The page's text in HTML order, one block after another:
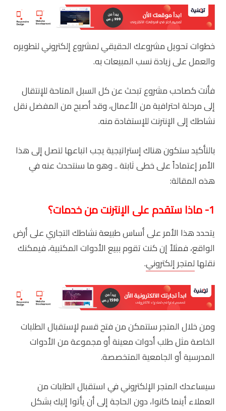
خطوات تحويل مشروعك الحقيقي لمشروع إلكتروني لتطويره
والعمل على زيادة نسب المبيعات به.
فأنت كصاحب مشروع تبحث عن كل السبل المتاحة للإنتقال
إلى مرحلة احترافية من الأعمال، وقد أصبح من المفضل نقل
نشاطك إلى الإنترنت للإستفادة منه.
بالتأكيد ستكون هناك إستراتيجية يجب اتباعها لتصل إلى هذا
الأمر إعتماداً على خطى ثابتة .. وهو ما سنتحدث عنه في
هذه المقالة:
1- ماذا ستقدم على الإنترنت من خدمات؟
يتحدد هذا الأمر على أساس طبيعة نشاطك التجاري على أرض
الواقع، فمثلاً إن كنت تقوم ببيع الأدوات المكتبية، فيمكنك
نقلهالمتجر إلكتروني.
ومن خلال المتجر ستتمكن من فتح قسم لإستقبال الطلبات
الخاصة مثل طلب أدوات معينة أو مجموعة من الأدوات
المدرسية أو الجامعية المتخصصة.
سيساعدك المتجر الإلكتروني في استقبال الطلبات من
العملاء أينما كانوا، دون الحاجة إلى أن يأتوا إليك بشكل